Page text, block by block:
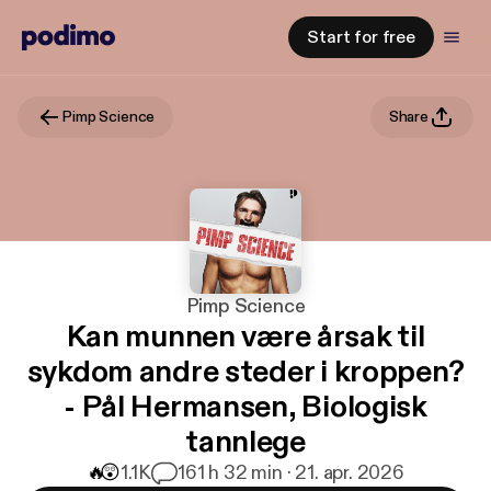
Start for free
Pimp Science Share
Pimp Science
Kan munnen være årsak til
sykdom andre steder i kroppen?
- Pål Hermansen, Biologisk
tannlege
🔥😲1.1K 161 h 32 min · 21. apr. 2026